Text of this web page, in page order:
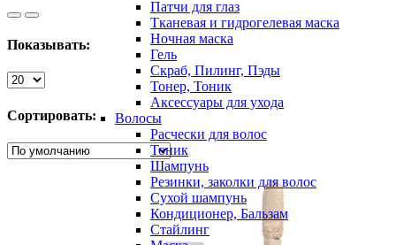
Патчи для глаз
Тканевая и гидрогелевая маска
Ночная маска
Гель
Скраб, Пилинг, Пэды
Тонер, Тоник
Аксессуары для ухода
Волосы
Расчески для волос
Тоник
Шампунь
Резинки, заколки для волос
Сухой шампунь
Кондиционер, Бальзам
Стайлинг
Показывать:
Сортировать: